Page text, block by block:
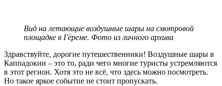
Вид на летающие воздушные шары на смотровой
площадке в Гёреме. Фото из личного архива
Здравствуйте, дорогие путешественники! Воздушные шары в
Каппадокии – это то, ради чего многие туристы устремляются
в этот регион. Хотя это не всё, что здесь можно посмотреть.
Но такое яркое событие не стоит пропускать.